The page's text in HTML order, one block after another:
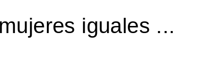
iguales ...